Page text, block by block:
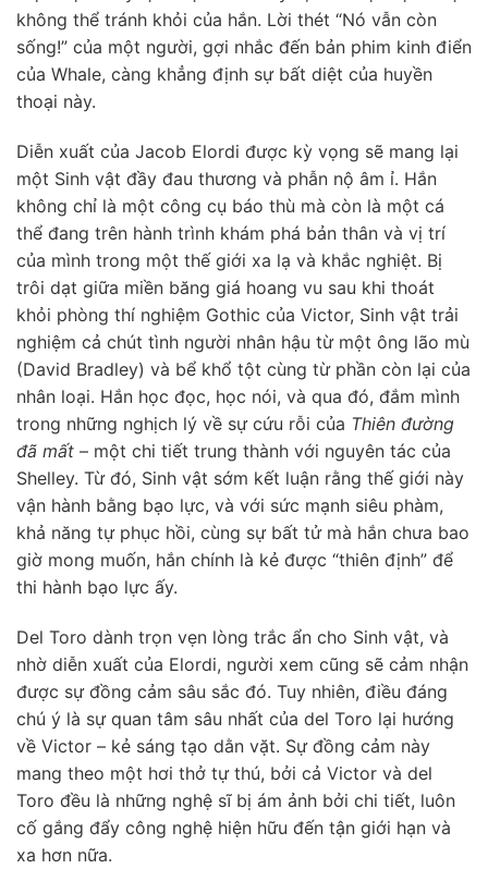
không thể tránh khỏi của hắn. Lời thét “Nó vẫn còn
sống!” của một người, gợi nhắc đến bản phim kinh điển
của Whale, càng khẳng định sự bất diệt của huyền
thoại này.
Diễn xuất của Jacob Elordi được kỳ vọng sẽ mang lại
một Sinh vật đầy đau thương và phẫn nộ âm ỉ. Hắn
không chỉ là một công cụ báo thù mà còn là một cá
thể đang trên hành trình khám phá bản thân và vị trí
của mình trong một thế giới xa lạ và khắc nghiệt. Bị
trôi dạt giữa miền băng giá hoang vu sau khi thoát
khỏi phòng thí nghiệm Gothic của Victor, Sinh vật trải
nghiệm cả chút tình người nhân hậu từ một ông lão mù
(David Bradley) và bể khổ tột cùng từ phần còn lại của
nhân loại. Hắn học đọc, học nói, và qua đó, đắm mình
trong những nghịch lý về sự cứu rỗi của Thiên đường
đã mất – một chi tiết trung thành với nguyên tác của
Shelley. Từ đó, Sinh vật sớm kết luận rằng thế giới này
vận hành bằng bạo lực, và với sức mạnh siêu phàm,
khả năng tự phục hồi, cùng sự bất tử mà hắn chưa bao
giờ mong muốn, hắn chính là kẻ được “thiên định” để
thi hành bạo lực ấy.
Del Toro dành trọn vẹn lòng trắc ẩn cho Sinh vật, và
nhờ diễn xuất của Elordi, người xem cũng sẽ cảm nhận
được sự đồng cảm sâu sắc đó. Tuy nhiên, điều đáng
chú ý là sự quan tâm sâu nhất của del Toro lại hướng
về Victor – kẻ sáng tạo dằn vặt. Sự đồng cảm này
mang theo một hơi thở tự thú, bởi cả Victor và del
Toro đều là những nghệ sĩ bị ám ảnh bởi chi tiết, luôn
cố gắng đẩy công nghệ hiện hữu đến tận giới hạn và
xa hơn nữa.